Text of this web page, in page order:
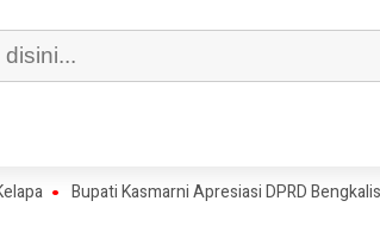
Bupati Kasmarni Apresiasi DPRD Bengkalis